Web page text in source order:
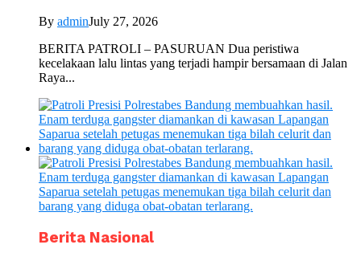
By adminJuly 27, 2026
BERITA PATROLI – PASURUAN Dua peristiwa
kecelakaan lalu lintas yang terjadi hampir bersamaan di Jalan
Raya...
Berita Nasional